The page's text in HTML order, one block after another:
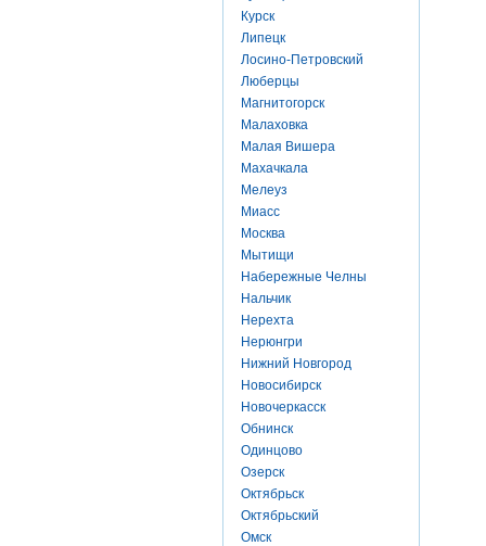
Курск
Липецк
Лосино-Петровский
Люберцы
Магнитогорск
Малаховка
Малая Вишера
Махачкала
Мелеуз
Миасс
Москва
Мытищи
Набережные Челны
Нальчик
Нерехта
Нерюнгри
Нижний Новгород
Новосибирск
Новочеркасск
Обнинск
Одинцово
Озерск
Октябрьск
Октябрьский
Омск